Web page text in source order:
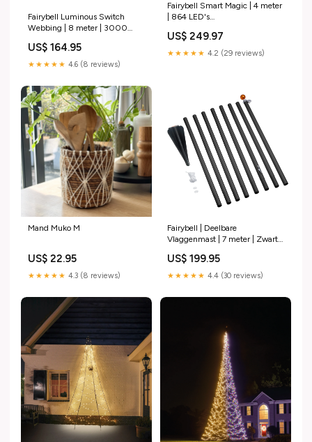
Fairybell Luminous Switch
Webbing | 8 meter | 3000
Switch ism_fairybell_deur
US$ 164.95
★★★★★ 4.6 (8 reviews)
Fairybell Smart Magic | 4 meter
| 864 LED's
US$ 249.97
★★★★★ 4.2 (29 reviews)
Mand Muko M
US$ 22.95
★★★★★ 4.3 (8 reviews)
Fairybell | Deelbare
Vlaggenmast | 7 meter | Zwart
US$ 199.95
★★★★★ 4.4 (30 reviews)